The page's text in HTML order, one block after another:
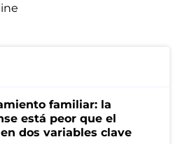
familiar: la
está peor que el
dos variables clave